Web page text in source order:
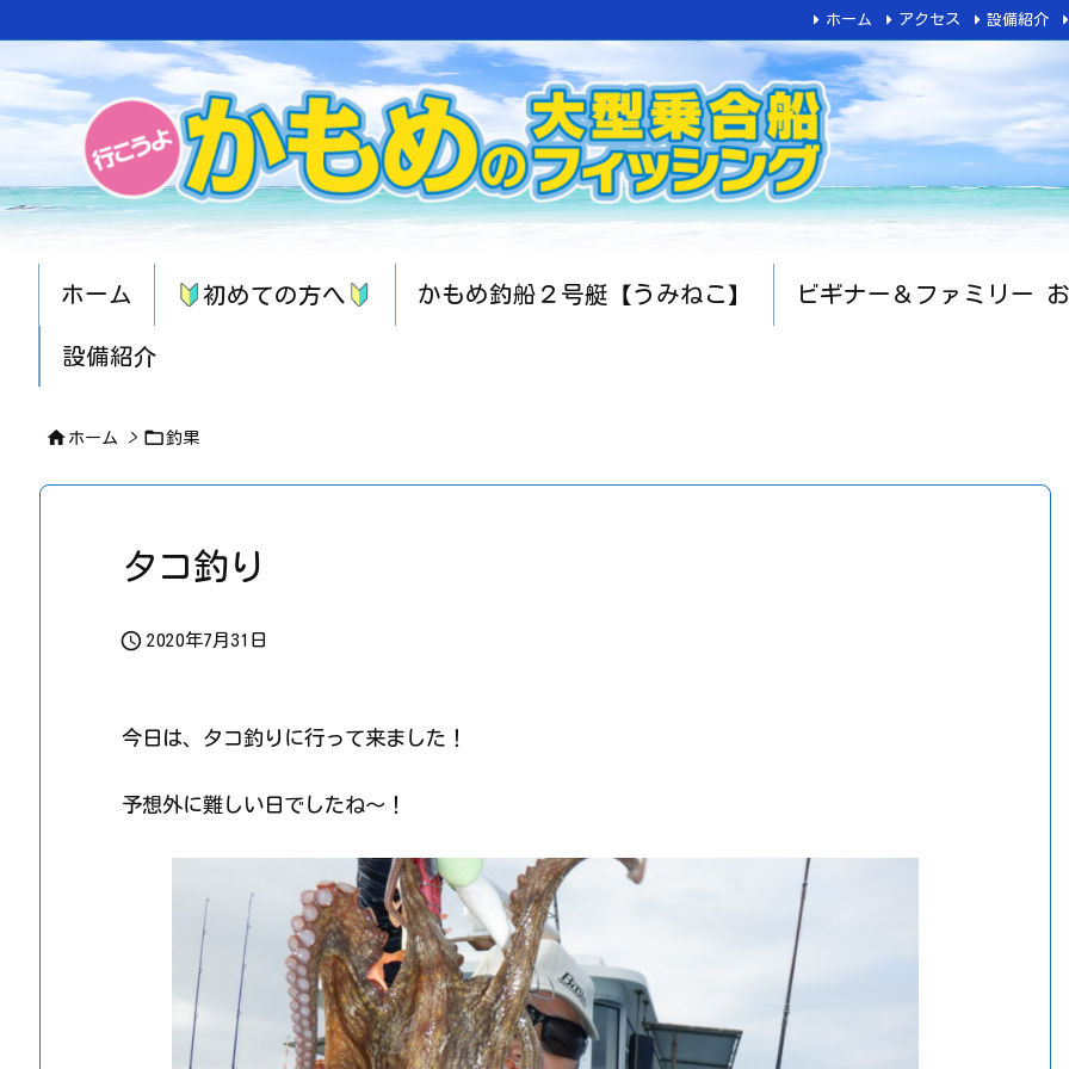
ホーム 初めての方へ かもめ釣船２号艇【うみねこ】 ビギナー＆ファミリー
設備紹介
ホーム アクセス 設備紹介
 ホーム > 釣果
タコ釣り
 2020年7月31日
今日は、タコ釣りに行って来ました！
予想外に難しい日でしたね～！